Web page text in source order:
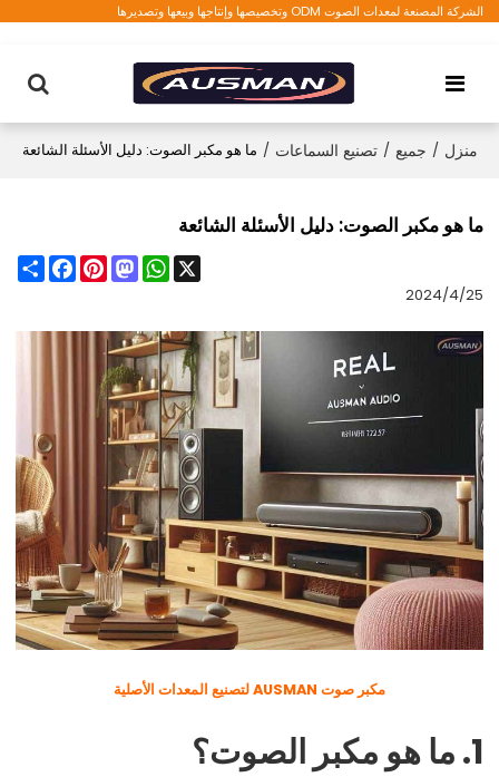
الشركة المصنعة لمعدات الصوت ODM وتخصيصها وإنتاجها وبيعها وتصديرها
منزل / جميع / تصنيع السماعات / ما هو مكبر الصوت: دليل الأسئلة الشائعة
ما هو مكبر الصوت: دليل الأسئلة الشائعة
Share
FacebookPinterest
Mastodon
WhatsApp
X
2024/4/25
مكبر صوت AUSMAN لتصنيع المعدات الأصلية
1. ما هو مكبر الصوت؟